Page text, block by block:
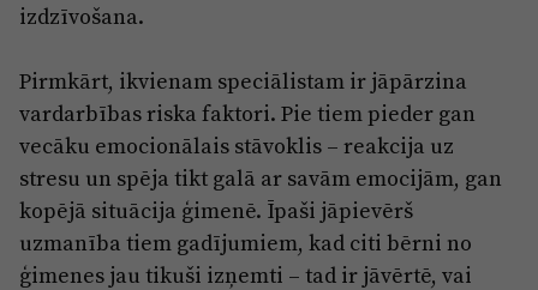
izdzīvošana.
Pirmkārt, ikvienam speciālistam ir jāpārzina
vardarbības riska faktori. Pie tiem pieder gan
vecāku emocionālais stāvoklis – reakcija uz
stresu un spēja tikt galā ar savām emocijām, gan
kopējā situācija ģimenē. Īpaši jāpievērš
uzmanība tiem gadījumiem, kad citi bērni no
ģimenes jau tikuši izņemti – tad ir jāvērtē, vai